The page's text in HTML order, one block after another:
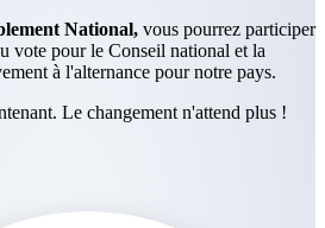
National, vous pourrez participer
vote pour le Conseil national et la
à l'alternance pour notre pays.
Le changement n'attend plus !